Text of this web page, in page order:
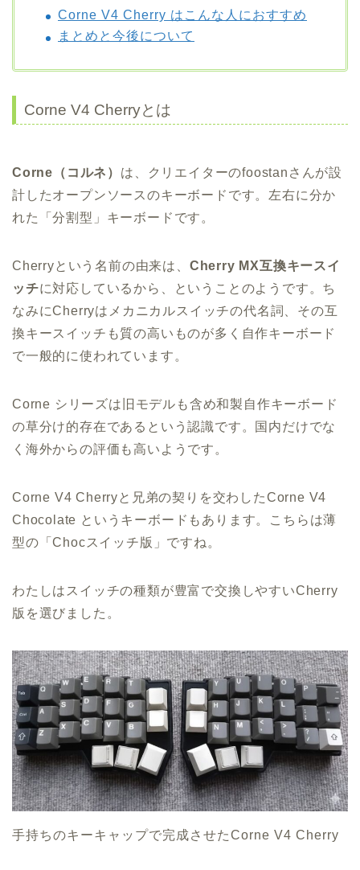
Corne V4 Cherry はこんな人におすすめ
まとめと今後について
Corne V4 Cherryとは
Corne（コルネ） は、クリエイターのfoostanさんが設
計したオープンソースのキーボードです。左右に分か
れた「分割型」キーボードです。
Cherryという名前の由来は、 Cherry MX互換キースイ
ッチに対応しているから、ということのようです。ち
なみにCherryはメカニカルスイッチの代名詞、その互
換キースイッチも質の高いものが多く自作キーボード
で一般的に使われています。
Corne シリーズは旧モデルも含め和製自作キーボード
の草分け的存在であるという認識です。国内だけでな
く海外からの評価も高いようです。
Corne V4 Cherryと兄弟の契りを交わしたCorne V4
Chocolate というキーボードもあります。こちらは薄
型の「Chocスイッチ版」ですね。
わたしはスイッチの種類が豊富で交換しやすいCherry
版を選びました。
手持ちのキーキャップで完成させたCorne V4 Cherry